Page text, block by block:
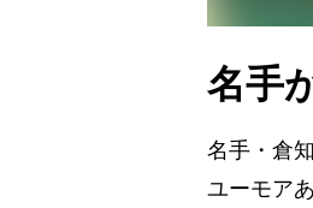
名手
名手・倉
ユーモア